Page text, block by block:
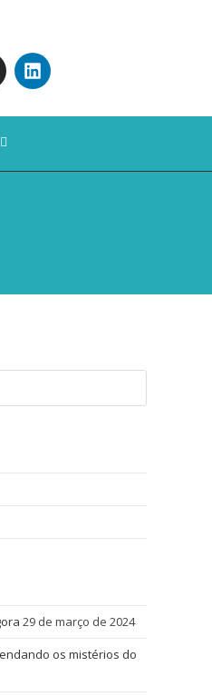
29 de março de 2024
os mistérios do